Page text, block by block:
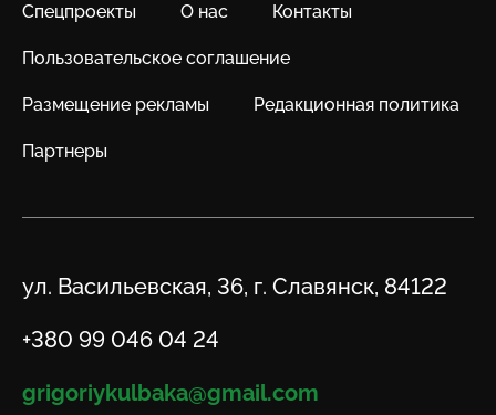
Спецпроекты О нас Контакты
Пользовательское соглашение
Размещение рекламы Редакционная политика
Партнеры
Адрес
ул. Васильевская, 36, г. Славянск, 84122
Телефон
+380 99 046 04 24
Email
grigoriykulbaka@gmail.com